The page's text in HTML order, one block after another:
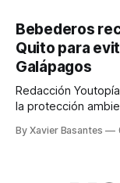
Bebederos
Quito para
Galápagos
Redacción Youtopía En Ecuador hay iniciativas orientadas a
la protección
Mundo Ciudad
By Xavier Basantes